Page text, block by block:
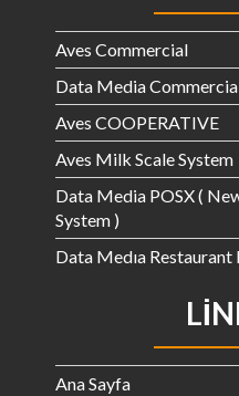
Aves Commercial
Data Media
Aves COOPERATIVE
Aves Milk Scale System
Data Media POSX (
System )
Data Medıa
Ana Sayfa